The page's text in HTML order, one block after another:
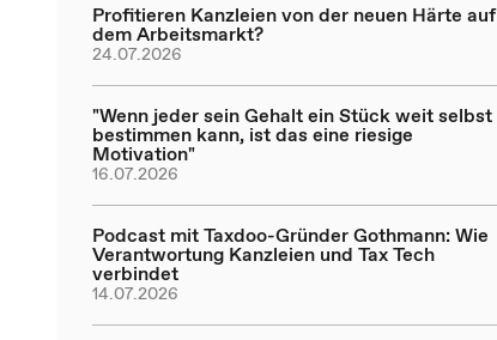
Profitieren Kanzleien von der neuen Härte auf
dem Arbeitsmarkt?
24.07.2026
"Wenn jeder sein Gehalt ein Stück weit selbst
bestimmen kann, ist das eine riesige
Motivation"
16.07.2026
Podcast mit Taxdoo-Gründer Gothmann: Wie
Verantwortung Kanzleien und Tax Tech
verbindet
14.07.2026